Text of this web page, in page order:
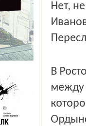
Нет,
В
между